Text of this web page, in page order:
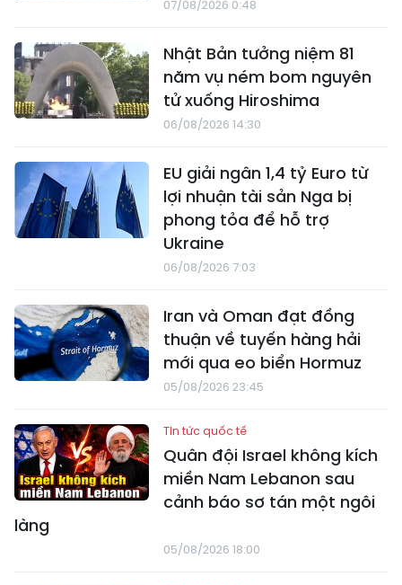
07/08/2026 0:48
Nhật Bản tưởng niệm 81
năm vụ ném bom nguyên
tử xuống Hiroshima
06/08/2026 14:30
EU giải ngân 1,4 tỷ Euro từ
lợi nhuận tài sản Nga bị
phong tỏa để hỗ trợ
Ukraine
06/08/2026 7:03
Iran và Oman đạt đồng
thuận về tuyến hàng hải
mới qua eo biển Hormuz
05/08/2026 23:45
Tin tức quốc tế
Quân đội Israel không kích
miền Nam Lebanon sau
cảnh báo sơ tán một ngôi
làng
05/08/2026 18:00